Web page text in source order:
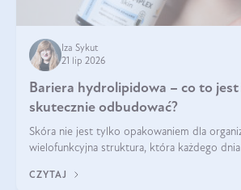
Iza Sykut
21 lip 2026
Bariera hydrolipidowa – co to jest
skutecznie odbudować?
Skóra nie jest tylko opakowaniem dla
wielofunkcyjna struktura, która każdego
środowiskowymi. Jednym z jej kluczowych
CZYTAJ